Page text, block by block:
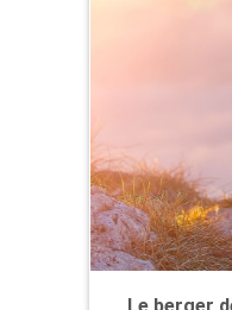
Le berger